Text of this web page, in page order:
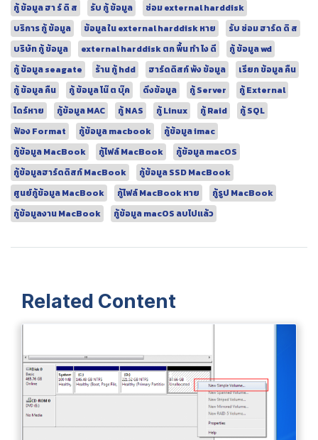
กู้ ข้อมูล ฮา ร์ ดิ ส
รับ กู้ ข้อมูล
ซ่อม external harddisk
บริการ กู้ ข้อมูล
ข้อมูล ใน external harddisk หาย
รับ ซ่อม ฮาร์ด ดิ ส
บริษัท กู้ ข้อมูล
external harddisk ตก พื้น ทํา ไง ดี
กู้ ข้อมูล wd
กู้ ข้อมูล seagate
ร้าน กู้ hdd ฮาร์ดดิสก์ พัง ข้อมูล
เรียก ข้อมูล คืน
กู้ ข้อมูล คืน
กู้ ข้อมูล โน๊ ต บุ๊ค ดึงข้อมูล กู้ Server
กู้ External
ไดร์หาย
กู้ข้อมูล MAC กู้ NAS กู้ Linux กู้ Raid
กู้ SQL
ฟ้อง Format
กู้ข้อมูล macbook
กู้ข้อมูล imac
กู้ข้อมูล MacBook
กู้ไฟล์ MacBook
กู้ข้อมูล macOS
กู้ข้อมูลฮาร์ดดิสก์ MacBook
กู้ข้อมูล SSD MacBook
ศูนย์กู้ข้อมูล MacBook
กู้ไฟล์ MacBook หาย
กู้รูป MacBook
กู้ข้อมูลงาน MacBook
กู้ข้อมูล macOS ลบไปแล้ว
Related Content